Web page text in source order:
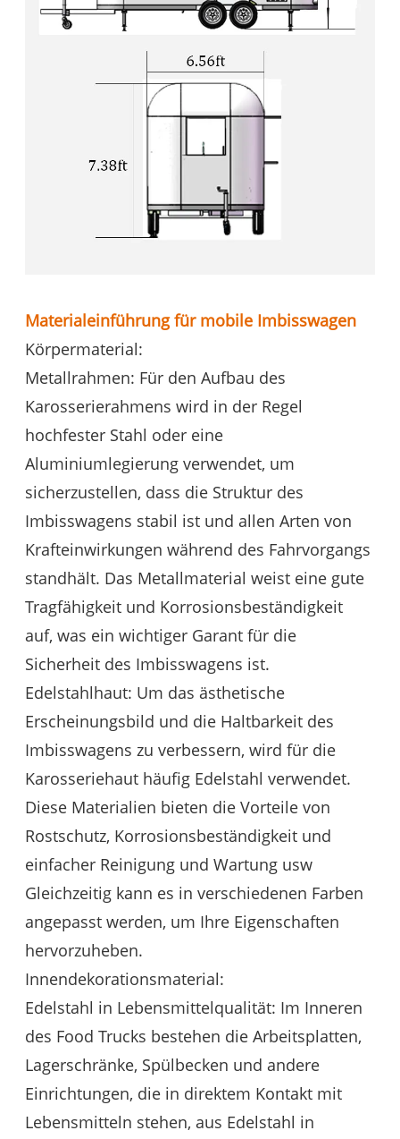
Materialeinführung für mobile Imbisswagen
Körpermaterial:
Metallrahmen: Für den Aufbau des
Karosserierahmens wird in der Regel
hochfester Stahl oder eine
Aluminiumlegierung verwendet, um
sicherzustellen, dass die Struktur des
Imbisswagens stabil ist und allen Arten von
Krafteinwirkungen während des Fahrvorgangs
standhält. Das Metallmaterial weist eine gute
Tragfähigkeit und Korrosionsbeständigkeit
auf, was ein wichtiger Garant für die
Sicherheit des Imbisswagens ist.
Edelstahlhaut: Um das ästhetische
Erscheinungsbild und die Haltbarkeit des
Imbisswagens zu verbessern, wird für die
Karosseriehaut häufig Edelstahl verwendet.
Diese Materialien bieten die Vorteile von
Rostschutz, Korrosionsbeständigkeit und
einfacher Reinigung und Wartung usw
Gleichzeitig kann es in verschiedenen Farben
angepasst werden, um Ihre Eigenschaften
hervorzuheben.
Innendekorationsmaterial:
Edelstahl in Lebensmittelqualität: Im Inneren
des Food Trucks bestehen die Arbeitsplatten,
Lagerschränke, Spülbecken und andere
Einrichtungen, die in direktem Kontakt mit
Lebensmitteln stehen, aus Edelstahl in